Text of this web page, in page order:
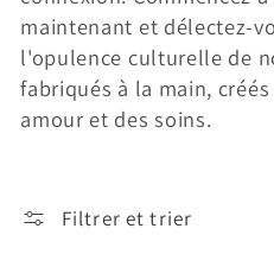
maintenant et délectez-
l'opulence culturelle de
fabriqués à la main,
amour et des soins.
Filtrer et trier